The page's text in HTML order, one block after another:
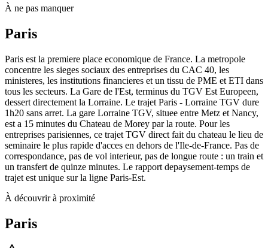
À ne pas manquer
Paris
Paris est la premiere place economique de France. La metropole
concentre les sieges sociaux des entreprises du CAC 40, les
ministeres, les institutions financieres et un tissu de PME et ETI dans
tous les secteurs. La Gare de l'Est, terminus du TGV Est Europeen,
dessert directement la Lorraine. Le trajet Paris - Lorraine TGV dure
1h20 sans arret. La gare Lorraine TGV, situee entre Metz et Nancy,
est a 15 minutes du Chateau de Morey par la route. Pour les
entreprises parisiennes, ce trajet TGV direct fait du chateau le lieu de
seminaire le plus rapide d'acces en dehors de l'Ile-de-France. Pas de
correspondance, pas de vol interieur, pas de longue route : un train et
un transfert de quinze minutes. Le rapport depaysement-temps de
trajet est unique sur la ligne Paris-Est.
À découvrir à proximité
Paris